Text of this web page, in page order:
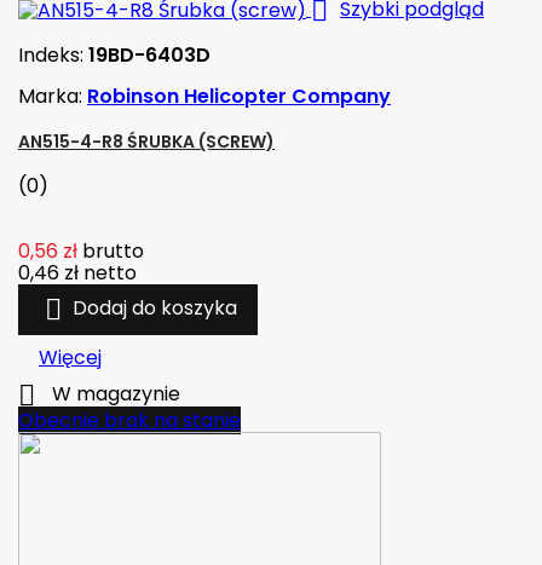
 Szybki podgląd
Indeks: 19BD-6403D
Marka: Robinson Helicopter Company
AN515-4-R8 ŚRUBKA (SCREW)
(0)
0,56 zł brutto
0,46 zł netto
 Dodaj do koszyka
Więcej

W magazynie
Obecnie brak na stanie